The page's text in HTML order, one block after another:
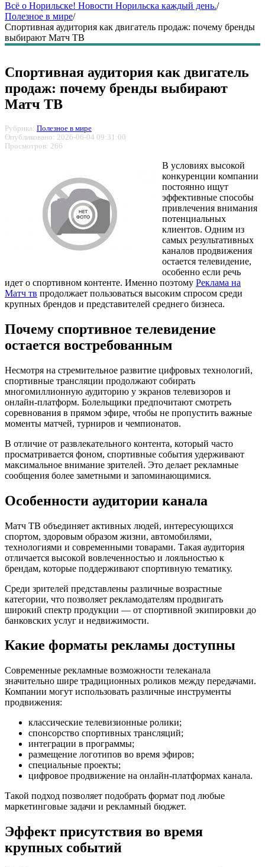
Всё о Норильске! Новости Норильска каждый день./
Полезное в мире/
Спортивная аудитория как двигатель продаж: почему бренды
выбирают Матч ТВ
Спортивная аудитория как двигатель
продаж: почему бренды выбирают
Матч ТВ
Рубрика: Полезное в мире
Опубликовано: 2026-06-04 09:31:00
Просмотров: 266
В условиях высокой
конкуренции компании
постоянно ищут
эффективные способы
привлечения внимания
потенциальных
клиентов. Одним из
самых результативных
каналов продвижения
остается телевидение,
особенно если речь
идет о спортивном контенте. Именно поэтому Реклама на
Матч тв продолжает пользоваться высоким спросом среди
крупных брендов и представителей среднего бизнеса.
Почему спортивное телевидение
остается востребованным
Несмотря на стремительное развитие цифровых технологий,
спортивные трансляции продолжают собирать
многомиллионную аудиторию у экранов телевизоров и
онлайн-платформ. Болельщики предпочитают смотреть
соревнования в прямом эфире, чтобы не пропустить важные
моменты матчей, турниров и чемпионатов.
В отличие от развлекательного контента, который часто
просматривается фоном, спортивные события удерживают
максимальное внимание зрителей. Это делает рекламные
сообщения более заметными и запоминающимися.
Особенности аудитории канала
Матч ТВ объединяет активных людей, интересующихся
спортом, здоровым образом жизни, автомобилями,
технологиями и современными товарами. Такая аудитория
отличается высокой вовлеченностью и лояльностью к
брендам, которые поддерживают спортивную тематику.
Среди зрителей представлены различные возрастные
категории, что позволяет рекламодателям продвигать
широкий спектр продукции — от спортивной экипировки до
банковских услуг и недвижимости.
Какие форматы рекламы доступны
Современные рекламные возможности телеканала
значительно шире традиционных роликов между передачами.
Компании могут использовать различные инструменты
продвижения:
классические телевизионные ролики;
спонсорство спортивных трансляций;
интеграции в программы;
размещение логотипов во время эфиров;
специальные проекты;
цифровое продвижение на онлайн-платформах канала.
Такой подход позволяет подобрать формат под любые
маркетинговые задачи и рекламный бюджет.
Эффект присутствия во время
крупных событий